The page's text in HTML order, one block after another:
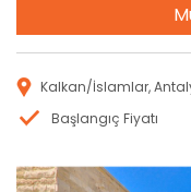
Kalkan/İslamlar,
Başlangıç Fiyatı